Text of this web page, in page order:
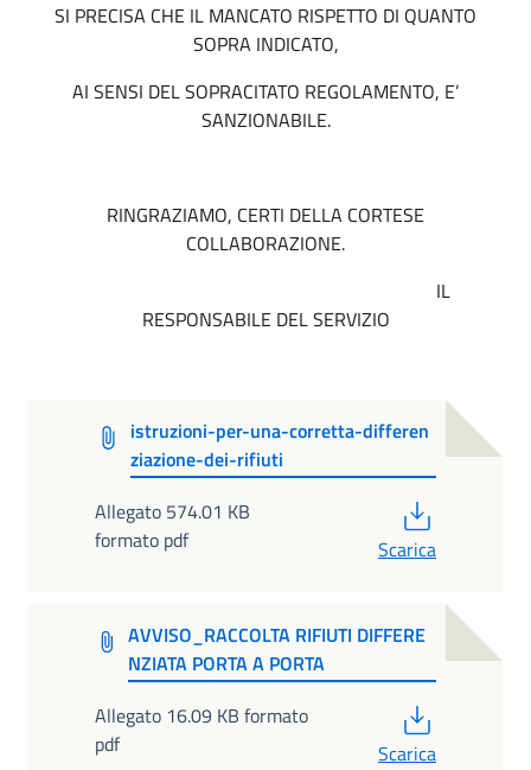
SI PRECISA CHE IL MANCATO RISPETTO DI QUANTO
SOPRA INDICATO,
AI SENSI DEL SOPRACITATO REGOLAMENTO, E’
SANZIONABILE.
RINGRAZIAMO, CERTI DELLA CORTESE
COLLABORAZIONE.
IL
RESPONSABILE DEL SERVIZIO
istruzioni-per-una-corretta-differen
ziazione-dei-rifiuti
Allegato 574.01 KB
formato pdf
Scarica
AVVISO_RACCOLTA RIFIUTI DIFFERE
NZIATA PORTA A PORTA
Allegato 16.09 KB formato
pdf
Scarica